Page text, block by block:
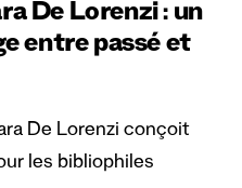
De Lorenzi : un
entre passé et
De Lorenzi conçoit
les bibliophiles